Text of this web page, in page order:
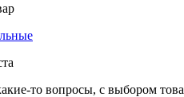
то вопросы, с выбором